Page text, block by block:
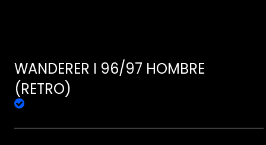
WANDERER I 96/97 HOMBRE
(RETRO)